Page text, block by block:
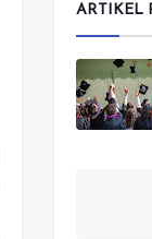
ARTIKEL